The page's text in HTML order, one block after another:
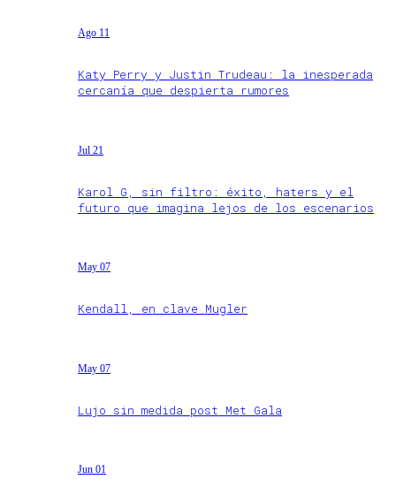
Ago 11
Katy Perry y Justin Trudeau: la inesperada
cercanía que despierta rumores
Jul 21
Karol G, sin filtro: éxito, haters y el
futuro que imagina lejos de los escenarios
May 07
Kendall, en clave Mugler
May 07
Lujo sin medida post Met Gala
Jun 01